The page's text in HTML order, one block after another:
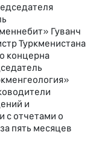
Гуванч
Туркменистана
концерна
и
с отчетами о
пять месяцев